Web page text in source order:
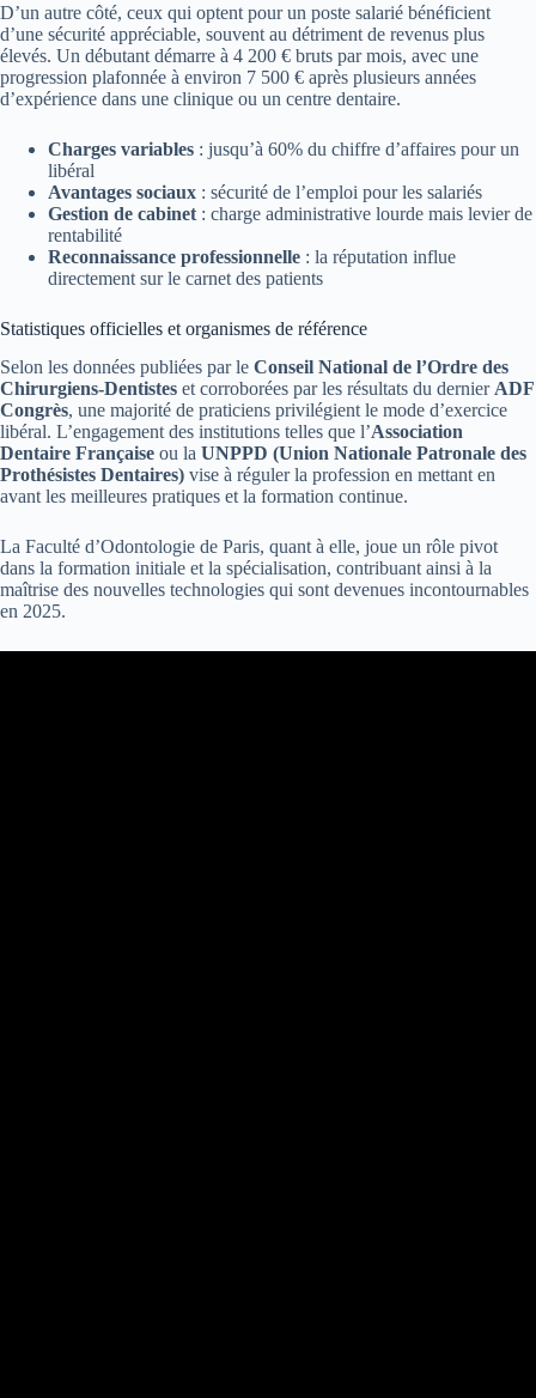
D’un autre côté, ceux qui optent pour un poste salarié bénéficient
d’une sécurité appréciable, souvent au détriment de revenus plus
élevés. Un débutant démarre à 4 200 € bruts par mois, avec une
progression plafonnée à environ 7 500 € après plusieurs années
d’expérience dans une clinique ou un centre dentaire.
Charges variables : jusqu’à 60% du chiffre d’affaires pour un
libéral
Avantages sociaux : sécurité de l’emploi pour les salariés
Gestion de cabinet : charge administrative lourde mais levier de
rentabilité
Reconnaissance professionnelle : la réputation influe
directement sur le carnet des patients
Statistiques officielles et organismes de référence
Selon les données publiées par le Conseil National de l’Ordre des
Chirurgiens-Dentistes et corroborées par les résultats du dernierADF
Congrès, une majorité de praticiens privilégient le mode d’exercice
libéral. L’engagement des institutions telles que l’Association
Dentaire Française ou la UNPPD (Union Nationale Patronale des
Prothésistes Dentaires) vise à réguler la profession en mettant en
avant les meilleures pratiques et la formation continue.
La Faculté d’Odontologie de Paris, quant à elle, joue un rôle pivot
dans la formation initiale et la spécialisation, contribuant ainsi à la
maîtrise des nouvelles technologies qui sont devenues incontournables
en 2025.